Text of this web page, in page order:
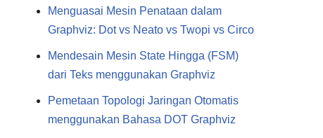
Menguasai Mesin Penataan dalam
Graphviz: Dot vs Neato vs Twopi vs Circo
Mendesain Mesin State Hingga (FSM)
dari Teks menggunakan Graphviz
Pemetaan Topologi Jaringan Otomatis
menggunakan Bahasa DOT Graphviz